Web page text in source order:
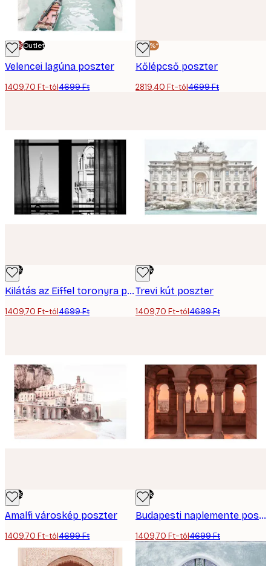
-70%Outlet
Velencei lagúna poszter
1409,70 Ft-tól4699 Ft
-40%*
Kőlépcső poszter
2819,40 Ft-tól4699 Ft
-70%
Kilátás az Eiffel toronyra poszter
1409,70 Ft-tól4699 Ft
-70%
Trevi kút poszter
1409,70 Ft-tól4699 Ft
-70%
Amalfi városkép poszter
1409,70 Ft-tól4699 Ft
-70%
Budapesti naplemente poszter
1409,70 Ft-tól4699 Ft